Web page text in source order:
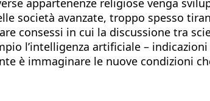
appartenenze religiose venga
società avanzate, troppo spesso
consessi in cui la discussione tra
l’intelligenza artificiale –
è immaginare le nuove condizioni